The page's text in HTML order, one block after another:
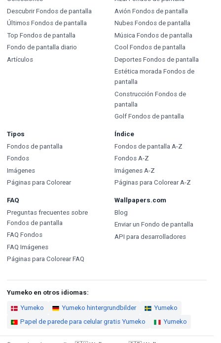
Descubrir Fondos de pantalla
Últimos Fondos de pantalla
Top Fondos de pantalla
Fondo de pantalla diario
Artículos
Avión Fondos de pantalla
Nubes Fondos de pantalla
Música Fondos de pantalla
Cool Fondos de pantalla
Deportes Fondos de pantalla
Estética morada Fondos de
pantalla
Construcción Fondos de
pantalla
Golf Fondos de pantalla
Tipos
Fondos de pantalla
Fondos
Imágenes
Páginas para Colorear
Índice
Fondos de pantalla A-Z
Fondos A-Z
Imágenes A-Z
Páginas para Colorear A-Z
FAQ
Preguntas frecuentes sobre
Fondos de pantalla
FAQ Fondos
FAQ Imágenes
Páginas para Colorear FAQ
Wallpapers.com
Blog
Enviar un Fondo de pantalla
API para desarrolladores
Yumeko en otros idiomas:
Yumeko Yumeko hintergrundbilder
Yumeko
Papel de parede para celular gratis Yumeko
Yumeko